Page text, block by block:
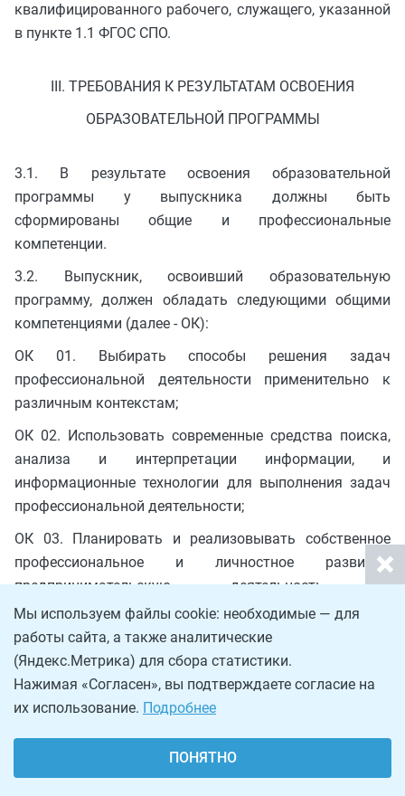
квалифицированного рабочего, служащего, указанной
в пункте 1.1 ФГОС СПО.
III. ТРЕБОВАНИЯ К РЕЗУЛЬТАТАМ ОСВОЕНИЯ
ОБРАЗОВАТЕЛЬНОЙ ПРОГРАММЫ
3.1. В результате освоения образовательной
программы у выпускника должны быть
сформированы общие и профессиональные
компетенции.
3.2. Выпускник, освоивший образовательную
программу, должен обладать следующими общими
компетенциями (далее - ОК):
ОК 01. Выбирать способы решения задач
профессиональной деятельности применительно к
различным контекстам;
ОК 02. Использовать современные средства поиска,
анализа и интерпретации информации, и
информационные технологии для выполнения задач
профессиональной деятельности;
ОК 03. Планировать и реализовывать собственное
профессиональное и личностное развитие,
предпринимательскую деятельность в
профессиональной сфере, использовать знания по
правовой и финансовой грамотности в различных
жизненных ситуациях;
ОК 04. Эффективно взаимодействовать и работать в
коллективе и команде;
ОК 05. Осуществлять устную и письменную
коммуникацию на государственном языке
Мы используем файлы cookie: необходимые — для
работы сайта, а также аналитические
(Яндекс.Метрика) для сбора статистики.
Нажимая «Согласен», вы подтверждаете согласие на
их использование. Подробнее
ПОНЯТНО